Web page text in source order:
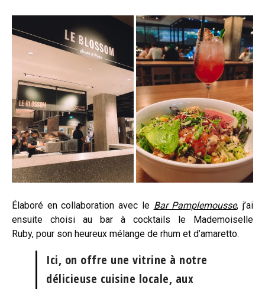
Élaboré en collaboration avec le Bar Pamplemousse, j’ai
ensuite choisi au bar à cocktails le Mademoiselle
Ruby, pour son heureux mélange de rhum et d’amaretto.
Ici, on offre une vitrine à notre
délicieuse cuisine locale, aux